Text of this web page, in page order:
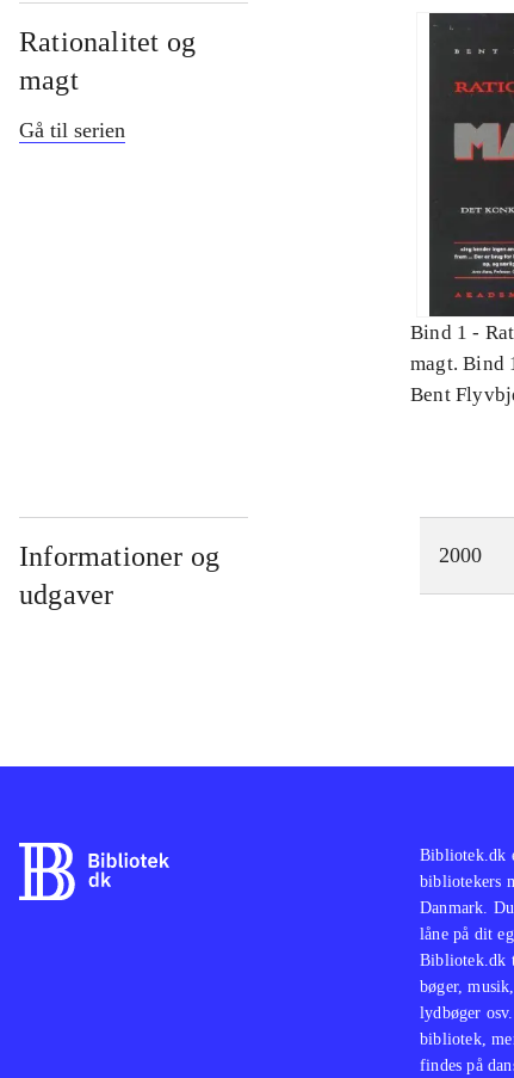
Rationalitet og
magt
Gå til serien
Bind 1 -
magt. Bind
videnskab
Bent
Informationer og
udgaver
2000
Bibliotek.dk
bibliotekers
Danmark.
låne på dit
Bibliotek.dk
bøger,
lydbøger
bibliotek,
findes på